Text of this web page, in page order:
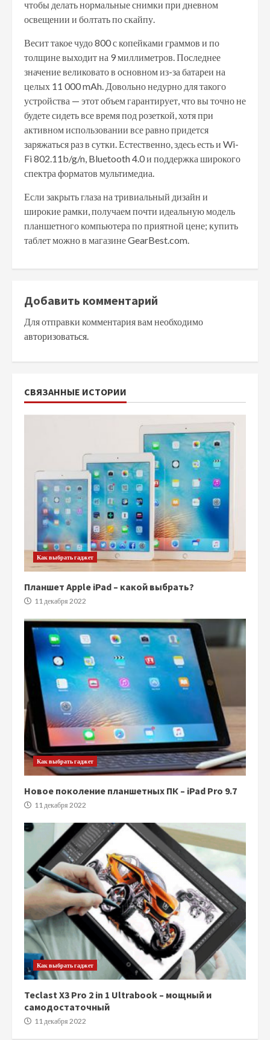
чтобы делать нормальные снимки при дневном
освещении и болтать по скайпу.
Весит такое чудо 800 с копейками граммов и по
толщине выходит на 9 миллиметров. Последнее
значение великовато в основном из-за батареи на
целых 11 000 mAh. Довольно недурно для такого
устройства — этот объем гарантирует, что вы точно не
будете сидеть все время под розеткой, хотя при
активном использовании все равно придется
заряжаться раз в сутки. Естественно, здесь есть и Wi-
Fi 802.11b/g/n, Bluetooth 4.0 и поддержка широкого
спектра форматов мультимедиа.
Если закрыть глаза на тривиальный дизайн и
широкие рамки, получаем почти идеальную модель
планшетного компьютера по приятной цене; купить
таблет можно в магазине GearBest.com.
Добавить комментарий
Для отправки комментария вам необходимо
авторизоваться.
СВЯЗАННЫЕ ИСТОРИИ
Как выбрать гаджет
Планшет Apple iPad – какой выбрать?
11 декабря 2022
Как выбрать гаджет
Новое поколение планшетных ПК – iPad Pro 9.7
11 декабря 2022
Как выбрать гаджет
Teclast X3 Pro 2 in 1 Ultrabook – мощный и
самодостаточный
11 декабря 2022